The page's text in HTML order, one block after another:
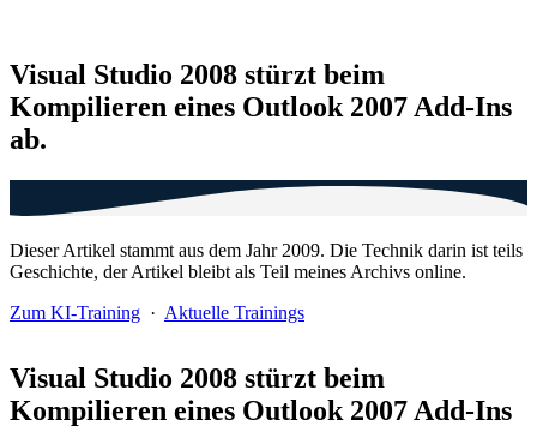
Visual Studio 2008 stürzt beim
Kompilieren eines Outlook 2007 Add-Ins
ab.
Dieser Artikel stammt aus dem Jahr 2009. Die Technik darin ist teils
Geschichte, der Artikel bleibt als Teil meines Archivs online.
Zum KI-Training · Aktuelle Trainings
Visual Studio 2008 stürzt beim
Kompilieren eines Outlook 2007 Add-Ins